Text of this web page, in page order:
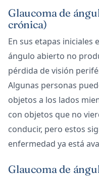
Glaucoma de
crónica)
En sus etapas iniciales
ángulo abierto no
pérdida de visión
Algunas personas
objetos a los lados
con objetos que no
conducir, pero estos
enfermedad ya está
Glaucoma de